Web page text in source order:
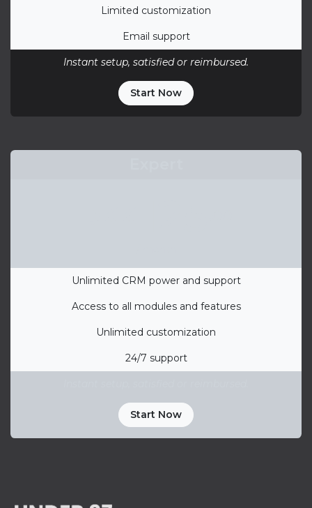
Limited customization
Email support
Instant setup, satisfied or reimbursed.
Start Now
Unlimited CRM power and support
Access to all modules and features
Unlimited customization
24/7 support
Start Now